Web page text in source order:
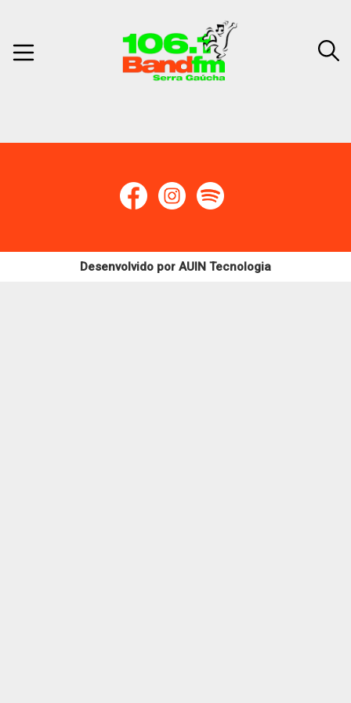
Desenvolvido por AUIN Tecnologia